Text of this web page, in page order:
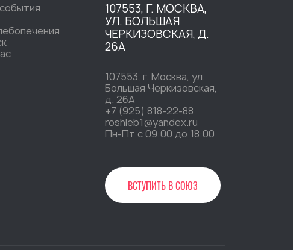
107553, Г. МОСКВА,
УЛ. БОЛЬШАЯ
ЧЕРКИЗОВСКАЯ, Д.
26А
107553, г. Москва, ул.
Большая Черкизовская,
д. 26А
+7 (925) 818-22-88
roshleb1@yandex.ru
Пн-Пт c 09:00 до 18:00
ВСТУПИТЬ В СОЮЗ